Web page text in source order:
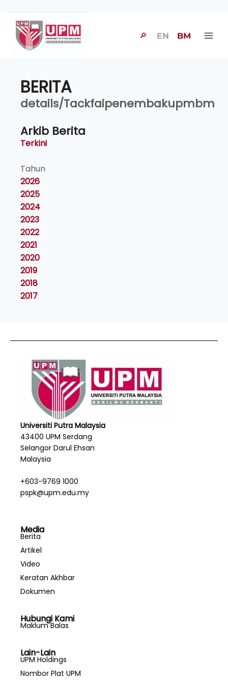
🔎 EN BM
BERITA
details/Tackfaipenembakupmbm
Arkib Berita
Terkini
Tahun
2026
2025
2024
2023
2022
2021
2020
2019
2018
2017
Universiti Putra Malaysia
43400 UPM Serdang
Selangor Darul Ehsan
Malaysia
+603-9769 1000
pspk@upm.edu.my
Media
Berita
Artikel
Video
Keratan Akhbar
Dokumen
Hubungi Kami
Maklum Balas
Lain-Lain
UPM Holdings
Nombor Plat UPM